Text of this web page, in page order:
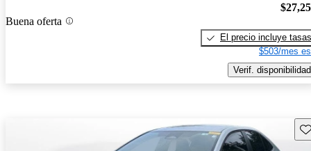
Buena oferta
El precio incluye tasas
$503/mes
Verif. disponibilidad